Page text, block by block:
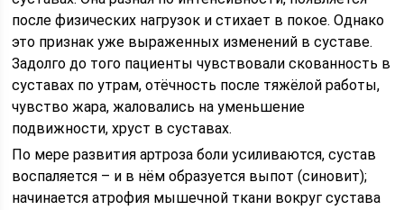
после физических нагрузок и стихает в покое. Однако
это признак уже выраженных изменений в суставе.
Задолго до того пациенты чувствовали скованность в
суставах по утрам, отёчность после тяжёлой работы,
чувство жара, жаловались на уменьшение
подвижности, хруст в суставах.
По мере развития артроза боли усиливаются, сустав
воспаляется – и в нём образуется выпот (синовит);
начинается атрофия мышечной ткани вокруг сустава